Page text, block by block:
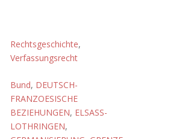
Rechtsgeschichte,
Verfassungsrecht
Bund, DEUTSCH-
FRANZOESISCHE
BEZIEHUNGEN, ELSASS-
LOTHRINGEN,